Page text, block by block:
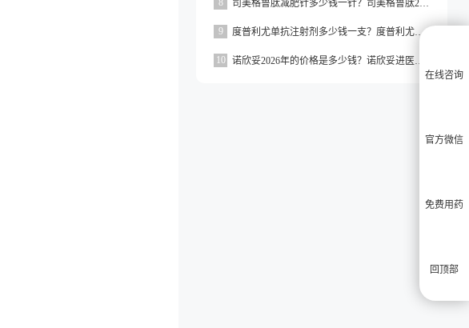
司美格鲁肽减肥针多少钱一针？司美格鲁肽2026价格
9 度普利尤单抗注射剂多少钱一支？度普利尤单抗一支价格约为3160元
10
诺欣妥2026年的价格是多少钱？诺欣妥进医保了吗？
在线咨询
官方微信
免费用药
回顶部